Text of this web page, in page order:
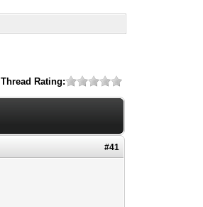
Thread Rating:
#41